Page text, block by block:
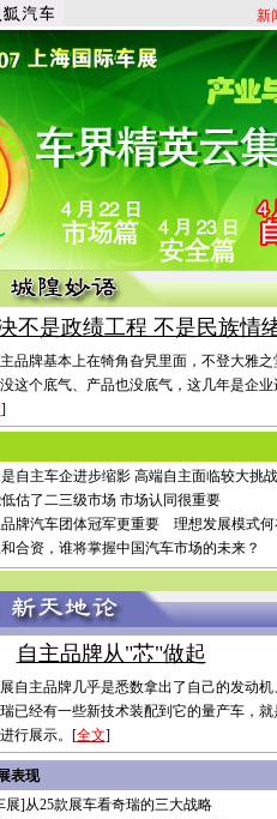
新
不是政绩工程 不是民族情
品牌基本上在犄角旮旯里面，不登大雅之
这个底气、产品也没底气，这几年是企业
]
自主车企进步缩影 高端自主面临较大挑战
估了二三级市场 市场认同很重要
牌汽车团体冠军更重要
理想发展模式何
合资，谁将掌握中国汽车市场的未来？
自主品牌从"芯"做起
主品牌几乎是悉数拿出了自己的发动机
已经有一些新技术装配到它的量产车，就
行展示。[全文]
表现
展]从25款展车看奇瑞的三大战略